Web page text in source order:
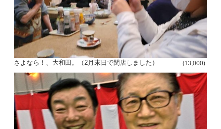
さよなら！、大和田。（2月末日で閉店しました） (13,000)